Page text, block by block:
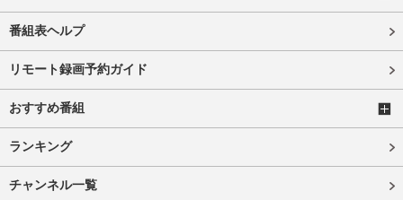
番組表ヘルプ
リモート録画予約ガイド
おすすめ番組
ランキング
チャンネル一覧